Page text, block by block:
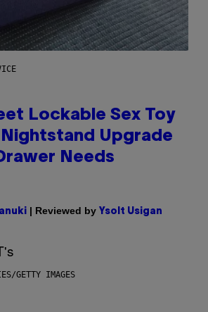
Lockable Sex Toy
Nightstand Upgrade
Needs
| Reviewed by Ysolt Usigan
GETTY IMAGES